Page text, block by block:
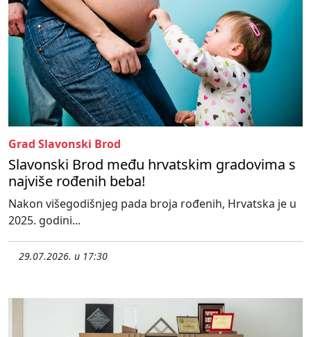
Grad Slavonski Brod
Slavonski Brod među hrvatskim gradovima s
najviše rođenih beba!
Nakon višegodišnjeg pada broja rođenih, Hrvatska je u
2025. godini...
29.07.2026. u 17:30